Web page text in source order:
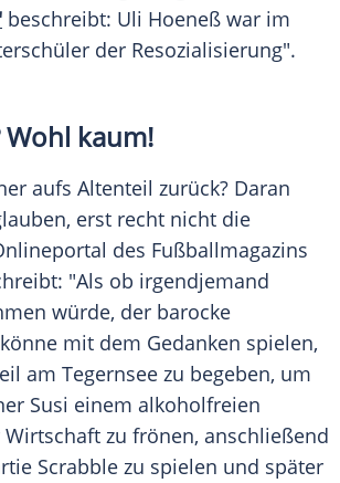
beschreibt: Uli Hoeneß war im
der Resozialisierung".
Wohl kaum!
aufs Altenteil zurück? Daran
erst recht nicht die
des Fußballmagazins
"Als ob irgendjemand
würde, der barocke
mit dem Gedanken spielen,
am Tegernsee zu begeben, um
Susi einem alkoholfreien
zu frönen, anschließend
Scrabble zu spielen und später